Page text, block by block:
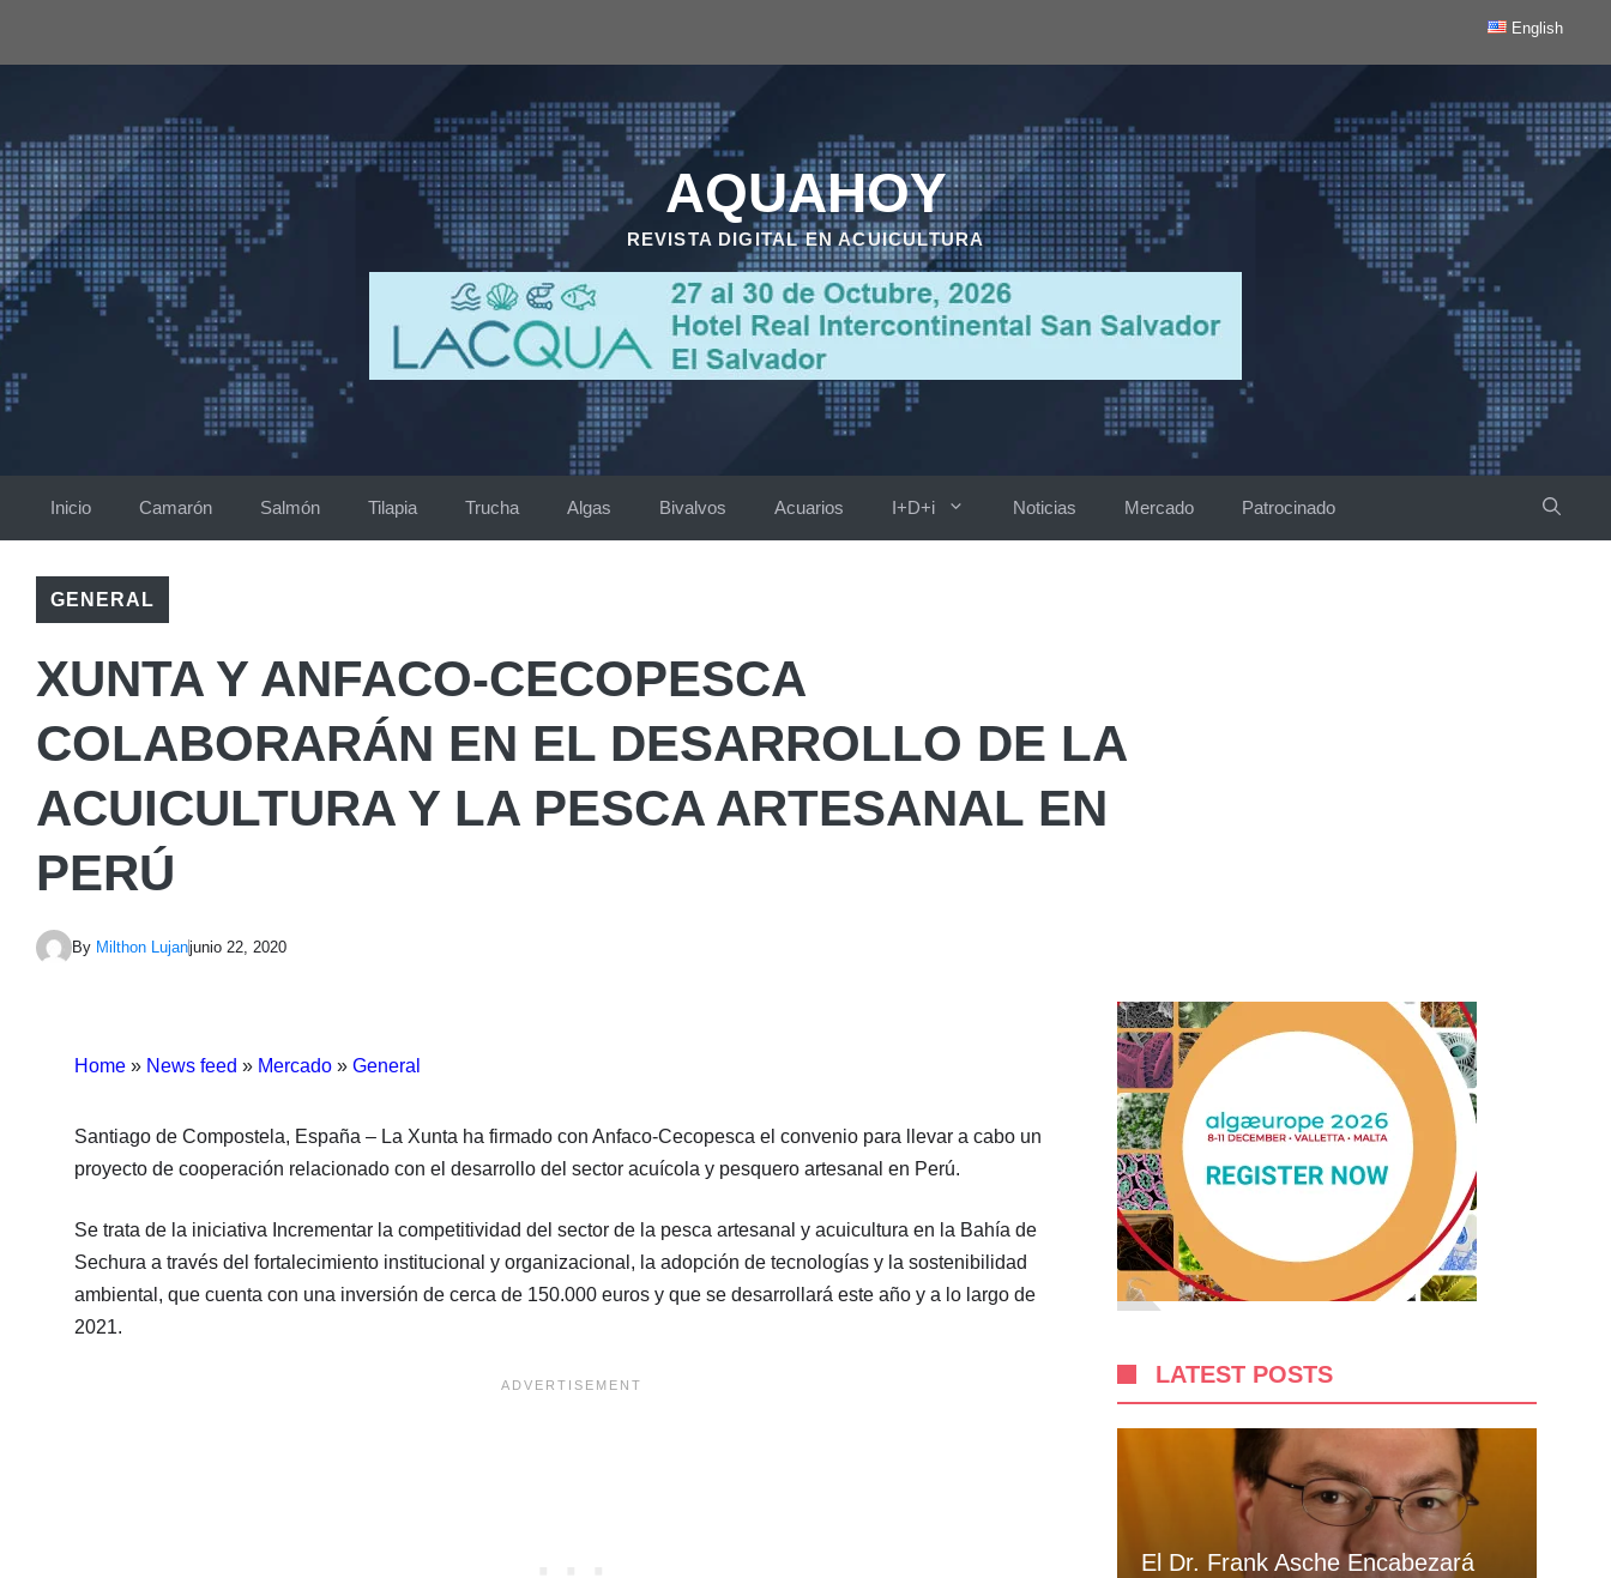
English
AQUAHOY
REVISTA DIGITAL EN ACUICULTURA
Inicio Camarón Salmón Tilapia Trucha Algas Bivalvos Acuarios I+D+i Noticias Mercado Patrocinado
GENERAL
XUNTA Y ANFACO-CECOPESCA
COLABORARÁN EN EL DESARROLLO DE LA
ACUICULTURA Y LA PESCA ARTESANAL EN
PERÚ
By Milthon Lujanjunio 22, 2020
Home » News feed » Mercado » General
Santiago de Compostela, España – La Xunta ha firmado con Anfaco-Cecopesca el convenio para llevar a cabo un
proyecto de cooperación relacionado con el desarrollo del sector acuícola y pesquero artesanal en Perú.
Se trata de la iniciativa Incrementar la competitividad del sector de la pesca artesanal y acuicultura en la Bahía de
Sechura a través del fortalecimiento institucional y organizacional, la adopción de tecnologías y la sostenibilidad
ambiental, que cuenta con una inversión de cerca de 150.000 euros y que se desarrollará este año y a lo largo de
2021.
LATEST POSTS
El Dr. Frank Asche Encabezará